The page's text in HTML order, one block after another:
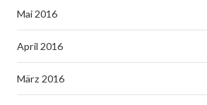
Mai 2016
April 2016
März 2016